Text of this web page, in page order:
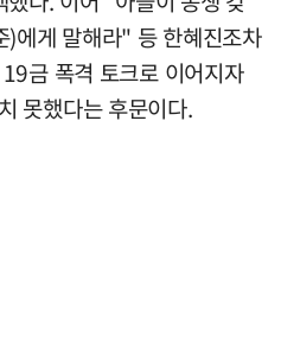
)에게 말해라" 등 한혜진조차
금 폭격 토크로 이어지자
못했다는 후문이다.